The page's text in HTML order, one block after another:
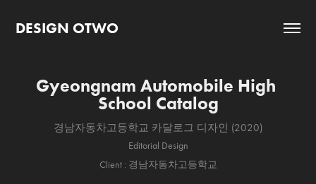
DESIGN OTWO
Gyeongnam Automobile High
School Catalog
경남자동차고등학교 카달로그 디자인 (2020)
Editorial Design
Client : 경남자동차고등학교